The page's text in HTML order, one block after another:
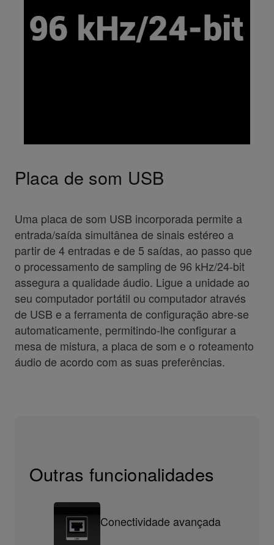
Placa de som USB
Uma placa de som USB incorporada permite a
entrada/saída simultânea de sinais estéreo a
partir de 4 entradas e de 5 saídas, ao passo que
o processamento de sampling de 96 kHz/24-bit
assegura a qualidade áudio. Ligue a unidade ao
seu computador portátil ou computador através
de USB e a ferramenta de configuração abre-se
automaticamente, permitindo-lhe configurar a
mesa de mistura, a placa de som e o roteamento
áudio de acordo com as suas preferências.
Outras funcionalidades
Conectividade avançada